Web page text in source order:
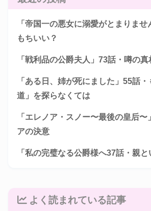
「帝国一の悪女に溺愛がとまりませ
もちいい？
「戦利品の公爵夫人」73話・噂の真
「ある日、姉が死にました」55話
道」を探らなくては
「エレノア・スノー〜最後の皇后〜
アの決意
「私の完璧なる公爵様へ37話・親
よく読まれている記事